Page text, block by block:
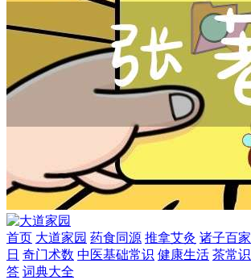
首页 大道家园 药食同源 推拿艾灸 诸子百家
日 奇门术数 中医基础常识 健康生活 茶常识
答 词典大全